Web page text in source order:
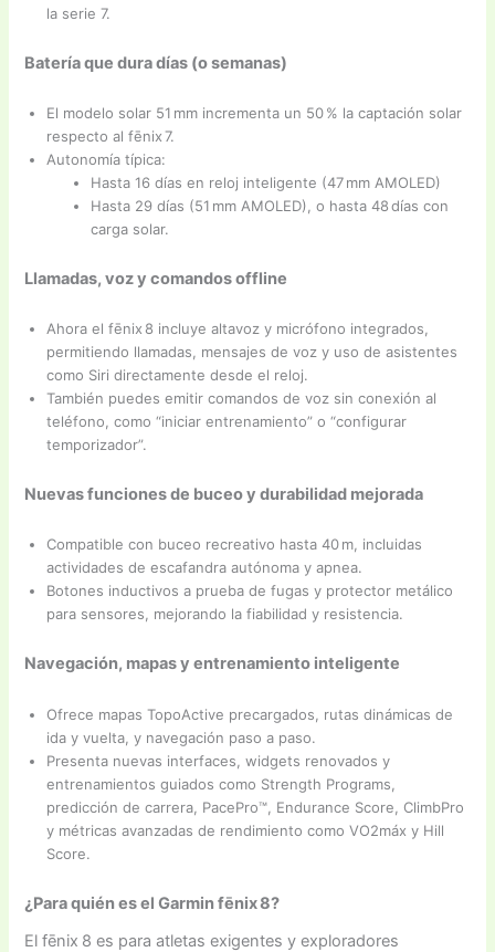
la serie 7.
Batería que dura días (o semanas)
El modelo solar 51 mm incrementa un 50 % la captación solar
respecto al fēnix 7.
Autonomía típica:
Hasta 16 días en reloj inteligente (47 mm AMOLED)
Hasta 29 días (51 mm AMOLED), o hasta 48 días con
carga solar.
Llamadas, voz y comandos offline
Ahora el fēnix 8 incluye altavoz y micrófono integrados,
permitiendo llamadas, mensajes de voz y uso de asistentes
como Siri directamente desde el reloj.
También puedes emitir comandos de voz sin conexión al
teléfono, como “iniciar entrenamiento” o “configurar
temporizador”.
Nuevas funciones de buceo y durabilidad mejorada
Compatible con buceo recreativo hasta 40 m, incluidas
actividades de escafandra autónoma y apnea.
Botones inductivos a prueba de fugas y protector metálico
para sensores, mejorando la fiabilidad y resistencia.
Navegación, mapas y entrenamiento inteligente
Ofrece mapas TopoActive precargados, rutas dinámicas de
ida y vuelta, y navegación paso a paso.
Presenta nuevas interfaces, widgets renovados y
entrenamientos guiados como Strength Programs,
predicción de carrera, PacePro™, Endurance Score, ClimbPro
y métricas avanzadas de rendimiento como VO2máx y Hill
Score.
¿Para quién es el Garmin fēnix 8?
El fēnix 8 es para atletas exigentes y exploradores